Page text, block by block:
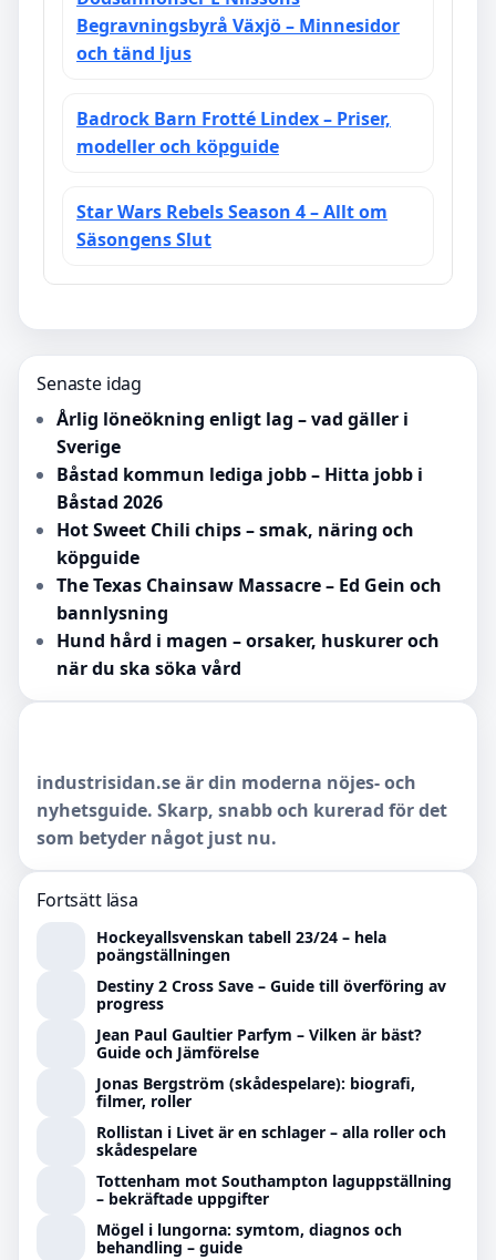
Begravningsbyrå Växjö – Minnesidor
och tänd ljus
Badrock Barn Frotté Lindex – Priser,
modeller och köpguide
Star Wars Rebels Season 4 – Allt om
Säsongens Slut
Senaste idag
Årlig löneökning enligt lag – vad gäller i
Sverige
Båstad kommun lediga jobb – Hitta jobb i
Båstad 2026
Hot Sweet Chili chips – smak, näring och
köpguide
The Texas Chainsaw Massacre – Ed Gein och
bannlysning
Hund hård i magen – orsaker, huskurer och
när du ska söka vård
industrisidan.se är din moderna nöjes- och
nyhetsguide. Skarp, snabb och kurerad för det
som betyder något just nu.
Fortsätt läsa
Hockeyallsvenskan tabell 23/24 – hela
poängställningen
Destiny 2 Cross Save – Guide till överföring av
progress
Jean Paul Gaultier Parfym – Vilken är bäst?
Guide och Jämförelse
Jonas Bergström (skådespelare): biografi,
filmer, roller
Rollistan i Livet är en schlager – alla roller och
skådespelare
Tottenham mot Southampton laguppställning
– bekräftade uppgifter
Mögel i lungorna: symtom, diagnos och
behandling – guide